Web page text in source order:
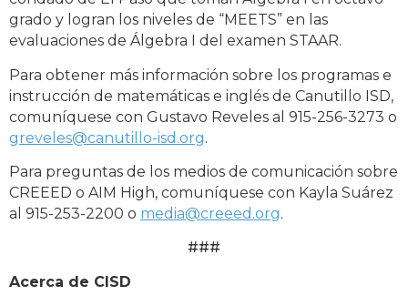
grado y logran los niveles de “MEETS” en las
evaluaciones de Álgebra I del examen STAAR.
Para obtener más información sobre los programas e
instrucción de matemáticas e inglés de Canutillo ISD,
comuníquese con Gustavo Reveles al 915-256-3273 o
greveles@canutillo-isd.org.
Para preguntas de los medios de comunicación sobre
CREEED o AIM High, comuníquese con Kayla Suárez
al 915-253-2200 o media@creeed.org.
###
Acerca de CISD